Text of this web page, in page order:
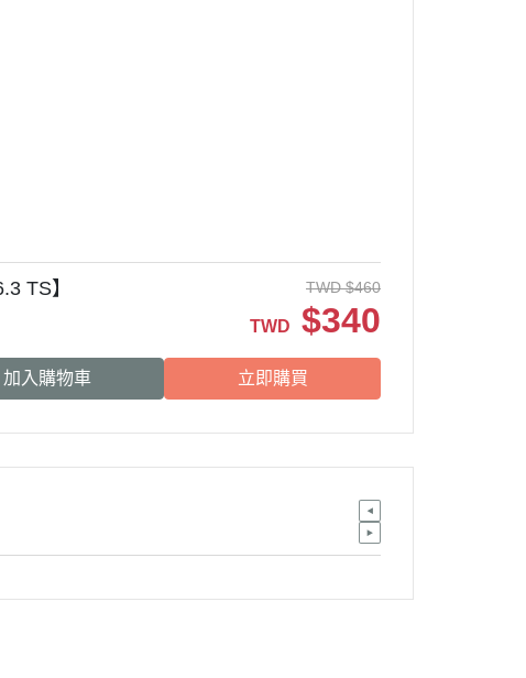
TS】 TWD $460
TWD $340
加入購物車 立即購買